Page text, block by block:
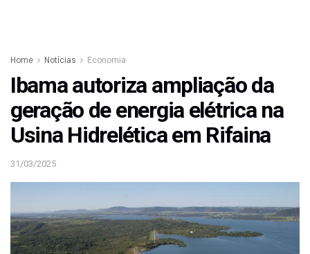
Home Notícias Economia
Ibama autoriza ampliação da
geração de energia elétrica na
Usina Hidrelética em Rifaina
31/03/2025